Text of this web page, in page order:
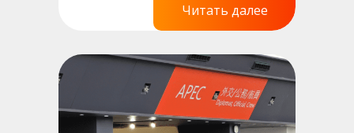
Читать далее